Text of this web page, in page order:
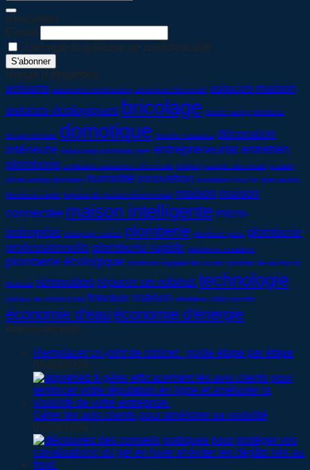
Newsletter
E-mail
J'accepte la politique de confidentialité
Nuage d’étiquettes
artisans assurance construction assurance décennale astuces maison
astuces écologiques bricolage citroën jumpy plomberie
design intérieur domotique douche vestiaires décoration
intérieure dépannage plomberie paris entrepreneuriat entretien
plomberie explication assurance décennale fieldpro garantie décennale gestion
d'intervention plombiers humidité innovation installation douche intervention
plomberie rapide logiciels de gestion d'intervention maison maison
connectée maison intelligente micro-
entreprise nettoyage robinet plomberie plomberie paris plomberie
professionnelle plomberie rapide plomberie vestiaires
plomberie écologique plomberie équipée fiat ducato plombier ile-de-france
praxedo rénovation réparer un robinet technologie
travaux de construction travaux maison vestiaires clubs sportifs
économie d'eau économie d'énergie
Articles récents
Remplacer un joint de robinet : guide étape par étape
06/08/2026
Gérer les avis clients pour améliorer sa visibilité
05/08/2026